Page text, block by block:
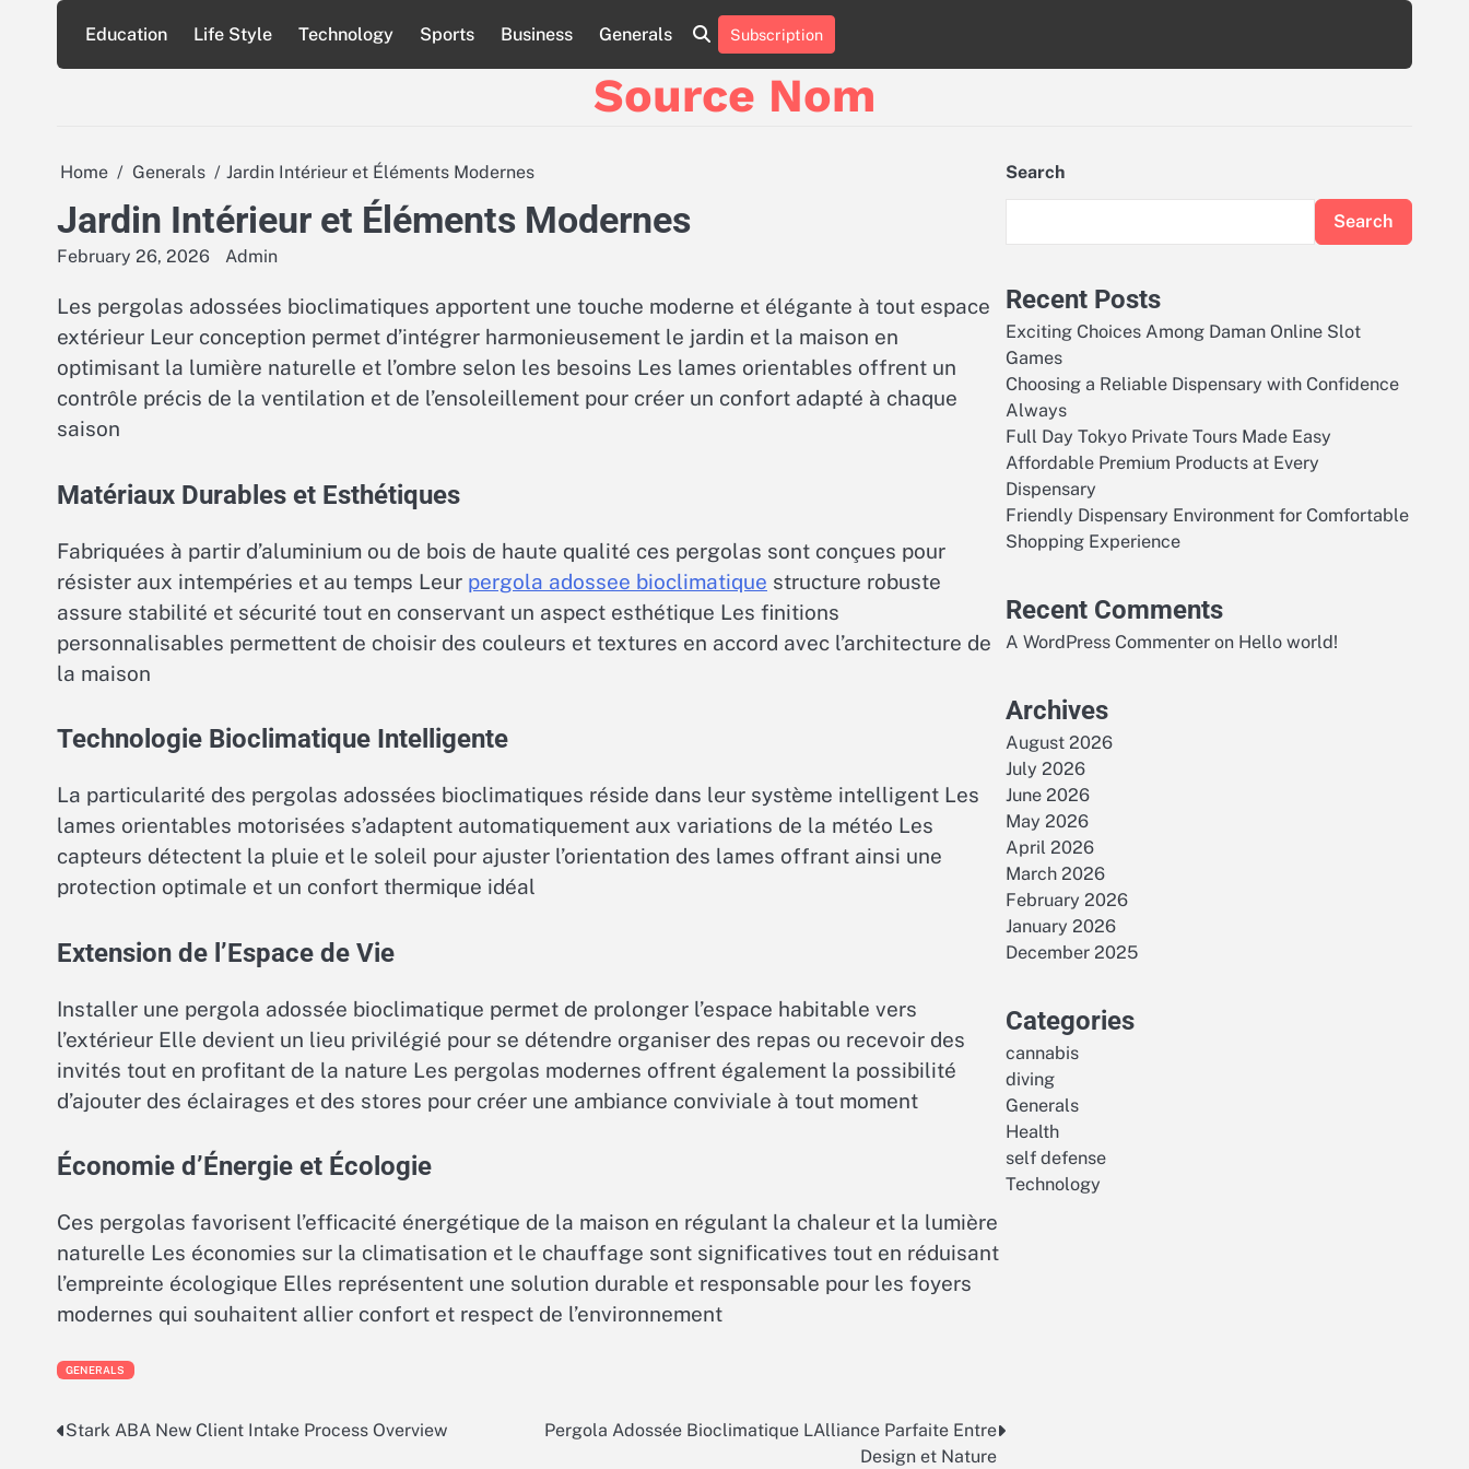
content
Education Life Style Technology Sports Business Generals
Online
Slot
Games
A
and
Subscription
Source Nom
Home Generals Jardin Intérieur et Éléments Modernes
Jardin Intérieur et Éléments Modernes
February 26, 2026 Admin
Les pergolas adossées bioclimatiques apportent une touche moderne et élégante à tout espace
extérieur Leur conception permet d’intégrer harmonieusement le jardin et la maison en
optimisant la lumière naturelle et l’ombre selon les besoins Les lames orientables offrent un
contrôle précis de la ventilation et de l’ensoleillement pour créer un confort adapté à chaque
saison
Matériaux Durables et Esthétiques
Fabriquées à partir d’aluminium ou de bois de haute qualité ces pergolas sont conçues pour
résister aux intempéries et au temps Leur pergola adossee bioclimatique structure robuste
assure stabilité et sécurité tout en conservant un aspect esthétique Les finitions
personnalisables permettent de choisir des couleurs et textures en accord avec l’architecture de
la maison
Technologie Bioclimatique Intelligente
La particularité des pergolas adossées bioclimatiques réside dans leur système intelligent Les
lames orientables motorisées s’adaptent automatiquement aux variations de la météo Les
capteurs détectent la pluie et le soleil pour ajuster l’orientation des lames offrant ainsi une
protection optimale et un confort thermique idéal
Extension de l’Espace de Vie
Installer une pergola adossée bioclimatique permet de prolonger l’espace habitable vers
l’extérieur Elle devient un lieu privilégié pour se détendre organiser des repas ou recevoir des
invités tout en profitant de la nature Les pergolas modernes offrent également la possibilité
d’ajouter des éclairages et des stores pour créer une ambiance conviviale à tout moment
Économie d’Énergie et Écologie
Ces pergolas favorisent l’efficacité énergétique de la maison en régulant la chaleur et la lumière
naturelle Les économies sur la climatisation et le chauffage sont significatives tout en réduisant
l’empreinte écologique Elles représentent une solution durable et responsable pour les foyers
modernes qui souhaitent allier confort et respect de l’environnement
GENERALS
Post
Stark ABA New Client Intake Process Overview
Pergola Adossée Bioclimatique LAlliance Parfaite Entre
Design et Nature
Search
Search
Recent Posts
Exciting Choices Among Daman Online Slot
Games
Choosing a Reliable Dispensary with Confidence
Always
Full Day Tokyo Private Tours Made Easy
Affordable Premium Products at Every
Dispensary
Friendly Dispensary Environment for Comfortable
Shopping Experience
Recent Comments
A WordPress Commenter on Hello world!
Archives
August 2026
July 2026
June 2026
May 2026
April 2026
March 2026
February 2026
January 2026
December 2025
Categories
cannabis
diving
Generals
Health
self defense
Technology